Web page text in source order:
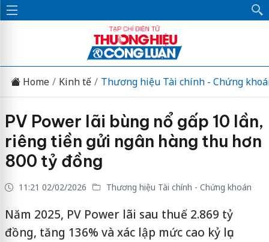
Home Kinh tế Thương hiệu Tài chính - Chứng
PV Power lãi bùng nổ gấp 10 lần,
riêng tiền gửi ngân hàng thu hơn
800 tỷ đồng
11:21 02/02/2026 Thương hiệu Tài chính - Chứng khoán
Năm 2025, PV Power lãi sau thuế 2.869 tỷ
đồng, tăng 136% và xác lập mức cao kỷ lục